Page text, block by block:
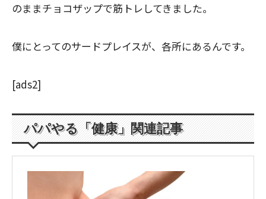
のままチョコザップで筋トレしてきました。
僕にとってのサードプレイスが、各所にあるんです。
[ads2]
パパやる「健康」関連記事